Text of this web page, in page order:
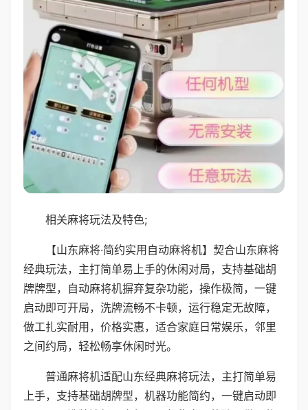
相关麻将玩法及特色;
【山东麻将·简约实用自动麻将机】契合山东麻将
经典玩法，主打简单易上手的休闲对局，支持基础胡
牌牌型，自动麻将机摒弃复杂功能，操作极简，一键
启动即可开局，洗牌流畅不卡顿，运行稳定无故障，
做工扎实耐用，价格实惠，适合家庭日常娱乐，邻里
之间约局，轻松畅享休闲时光。
普通麻将机适配山东经典麻将玩法，主打简单易
上手，支持基础胡牌型，机器功能简约，一键启动即